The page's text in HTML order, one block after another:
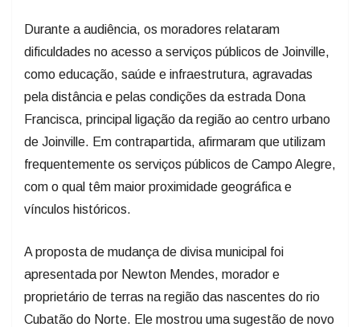
Durante a audiência, os moradores relataram
dificuldades no acesso a serviços públicos de Joinville,
como educação, saúde e infraestrutura, agravadas
pela distância e pelas condições da estrada Dona
Francisca, principal ligação da região ao centro urbano
de Joinville. Em contrapartida, afirmaram que utilizam
frequentemente os serviços públicos de Campo Alegre,
com o qual têm maior proximidade geográfica e
vínculos históricos.
A proposta de mudança de divisa municipal foi
apresentada por Newton Mendes, morador e
proprietário de terras na região das nascentes do rio
Cubatão do Norte. Ele mostrou uma sugestão de novo